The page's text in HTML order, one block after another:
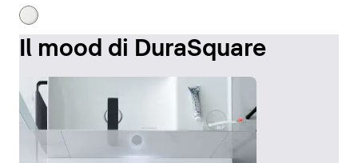
Il mood di DuraSquare